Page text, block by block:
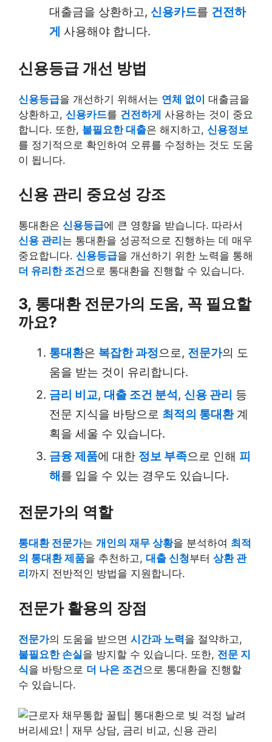
대출금을 상환하고, 신용카드를 건전하
게 사용해야 합니다.
신용등급 개선 방법
신용등급을 개선하기 위해서는 연체 없이 대출금을
상환하고, 신용카드를 건전하게 사용하는 것이 중요
합니다. 또한, 불필요한 대출은 해지하고, 신용정보
를 정기적으로 확인하여 오류를 수정하는 것도 도움
이 됩니다.
신용 관리 중요성 강조
통대환은 신용등급에 큰 영향을 받습니다. 따라서
신용 관리 는 통대환을 성공적으로 진행하는 데 매우
중요합니다. 신용등급을 개선하기 위한 노력을 통해
더 유리한 조건으로 통대환을 진행할 수 있습니다.
3, 통대환 전문가의 도움, 꼭 필요할
까요?
통대환은 복잡한 과정 으로, 전문가의 도
움을 받는 것이 유리합니다.
금리 비교, 대출 조건 분석, 신용 관리 등
전문 지식을 바탕으로 최적의 통대환계
획을 세울 수 있습니다.
금융 제품에 대한 정보 부족으로 인해 피
해를 입을 수 있는 경우도 있습니다.
전문가의 역할
통대환 전문가는 개인의 재무 상황을 분석하여 최적
의 통대환 제품을 추천하고, 대출 신청부터 상환 관
리 까지 전반적인 방법을 지원합니다.
전문가 활용의 장점
전문가의 도움을 받으면 시간과 노력을 절약하고,
불필요한 손실을 방지할 수 있습니다. 또한, 전문 지
식을 바탕으로 더 나은 조건 으로 통대환을 진행할
수 있습니다.